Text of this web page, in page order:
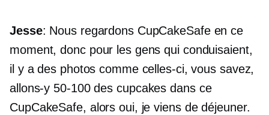
Jesse: Nous regardons CupCakeSafe en ce
moment, donc pour les gens qui conduisaient,
il y a des photos comme celles-ci, vous savez,
allons-y 50-100des cupcakes dans ce
CupCakeSafe, alors oui, je viens de déjeuner.